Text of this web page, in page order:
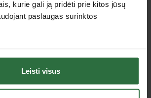
kurie gali ją pridėti prie kitos jūsų
paslaugas surinktos
Leisti visus